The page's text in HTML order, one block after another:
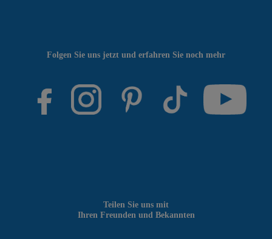
Teilen Sie uns mit
Ihren Freunden und Bekannten
Folgen Sie uns jetzt und erfahren Sie noch mehr